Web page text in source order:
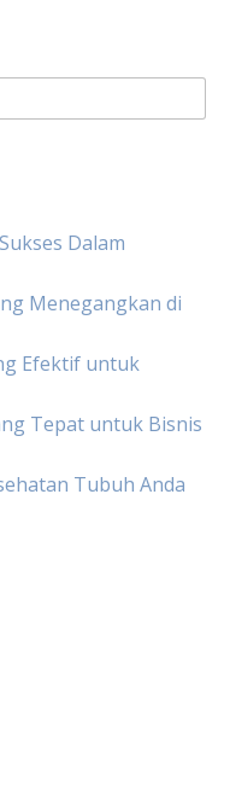
Dalam
Menegangkan di
Efektif untuk
Tepat untuk Bisnis
Tubuh Anda